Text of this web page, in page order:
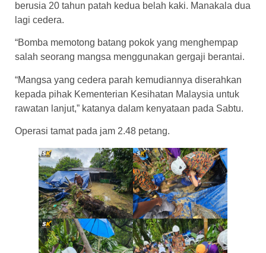
berusia 20 tahun patah kedua belah kaki. Manakala dua
lagi cedera.
“Bomba memotong batang pokok yang menghempap
salah seorang mangsa menggunakan gergaji berantai.
“Mangsa yang cedera parah kemudiannya diserahkan
kepada pihak Kementerian Kesihatan Malaysia untuk
rawatan lanjut,” katanya dalam kenyataan pada Sabtu.
Operasi tamat pada jam 2.48 petang.